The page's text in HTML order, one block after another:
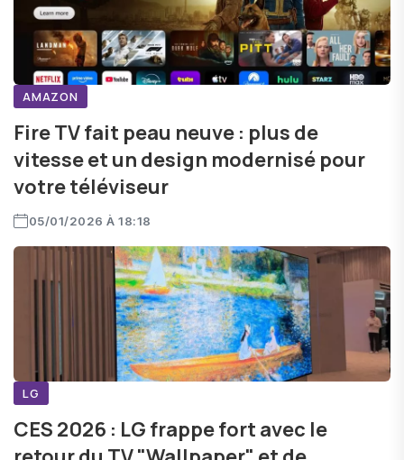
AMAZON
Fire TV fait peau neuve : plus de
vitesse et un design modernisé pour
votre téléviseur
05/01/2026 À 18:18
LG
CES 2026 : LG frappe fort avec le